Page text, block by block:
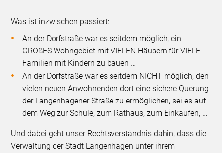
Was ist inzwischen passiert:
An der Dorfstraße war es seitdem möglich, ein
GROßES Wohngebiet mit VIELEN Häusern für VIELE
Familien mit Kindern zu bauen …
An der Dorfstraße war es seitdem NICHT möglich, den
vielen neuen Anwohnenden dort eine sichere Querung
der Langenhagener Straße zu ermöglichen, sei es auf
dem Weg zur Schule, zum Rathaus, zum Einkaufen, …
Und dabei geht unser Rechtsverständnis dahin, dass die
Verwaltung der Stadt Langenhagen unter ihrem